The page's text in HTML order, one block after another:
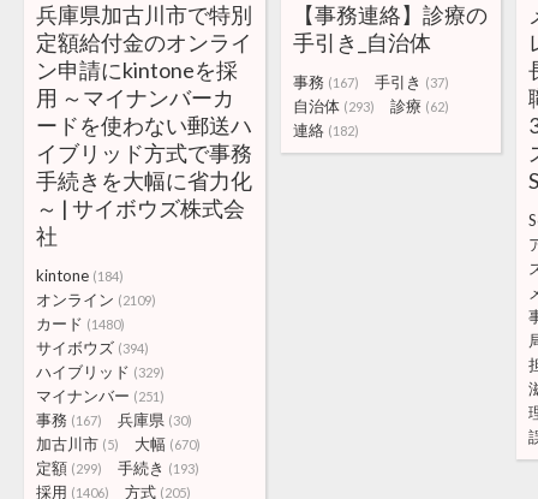
兵庫県加古川市で特別
定額給付金のオンライ
ン申請にkintoneを採
用 ～マイナンバーカ
ードを使わない郵送ハ
イブリッド方式で事務
手続きを大幅に省力化
～ | サイボウズ株式会
社
kintone (184)
オンライン (2109)
カード (1480)
サイボウズ (394)
ハイブリッド (329)
マイナンバー (251)
事務 (167) 兵庫県 (30)
加古川市 (5) 大幅 (670)
定額 (299) 手続き (193)
採用 (1406) 方式 (205)
【事務連絡】診療の
手引き_自治体
事務 (167) 手引き (37)
自治体 (293) 診療 (62)
連絡 (182)